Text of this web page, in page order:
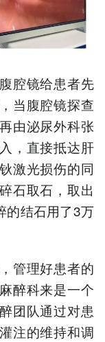
腔镜给患者先
当腹腔镜探查
由泌尿外科张
，直接抵达肝
激光损伤的同
石取石，取出
的结石用了3万
管理好患者的
醉科来是一个
团队通过对患
灌注的维持和调